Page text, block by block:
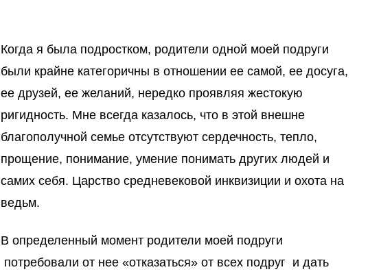
Когда я была подростком, родители одной моей подруги
были крайне категоричны в отношении ее самой, ее досуга,
ее друзей, ее желаний, нередко проявляя жестокую
ригидность. Мне всегда казалось, что в этой внешне
благополучной семье отсутствуют сердечность, тепло,
прощение, понимание, умение понимать других людей и
самих себя. Царство средневековой инквизиции и охота на
ведьм.
В определенный момент родители моей подруги
потребовали от нее «отказаться» от всех подруг и дать